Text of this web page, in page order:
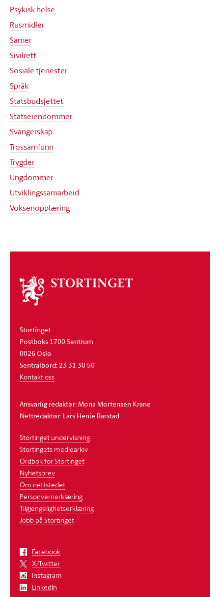
Psykisk helse
Rusmidler
Samer
Sivilrett
Sosiale tjenester
Språk
Statsbudsjettet
Statseiendommer
Svangerskap
Trossamfunn
Trygder
Ungdommer
Utviklingssamarbeid
Voksenopplæring
Om
stortinget
Stortinget
Postboks 1700 Sentrum
0026 Oslo
Sentralbord: 23 31 30 50
Kontakt oss
Ansvarlig redaktør: Mona Mortensen Krane
Nettredaktør: Lars Henie Barstad
Stortinget undervisning
Stortingets mediearkiv
Ordbok for Stortinget
Nyhetsbrev
Om nettstedet
Personvernerklæring
Tilgjengelighetserklæring
Jobb på Stortinget
Facebook
X/Twitter
Instagram
LinkedIn